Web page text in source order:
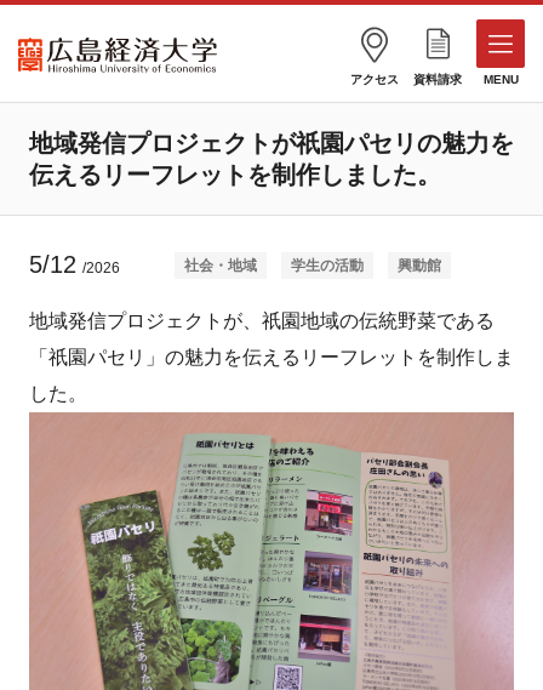
アクセス 資料請求 MENU
地域発信プロジェクトが祇園パセリの魅力を
伝えるリーフレットを制作しました。
5/12 /2026 社会・地域 学生の活動 興動館
地域発信プロジェクトが、祇園地域の伝統野菜である
「祇園パセリ」の魅力を伝えるリーフレットを制作しま
した。